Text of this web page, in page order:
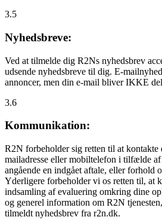
3.5
Nyhedsbreve:
Ved at tilmelde dig R2Ns nyhedsbrev
udsende nyhedsbreve til dig. E-
annoncer, men din e-mail bliver IKKE
3.6
Kommunikation:
R2N forbeholder sig retten til at
mailadresse eller mobiltelefon i tilfælde
angående en indgået aftale, eller forhold
Yderligere forbeholder vi os retten til, at
indsamling af evaluering omkring dine
og generel information om R2N
tilmeldt nyhedsbrev fra r2n.dk.